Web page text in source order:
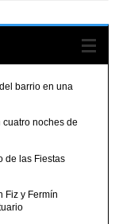
barrio en una
noches de
de las Fiestas
Fiz y Fermín